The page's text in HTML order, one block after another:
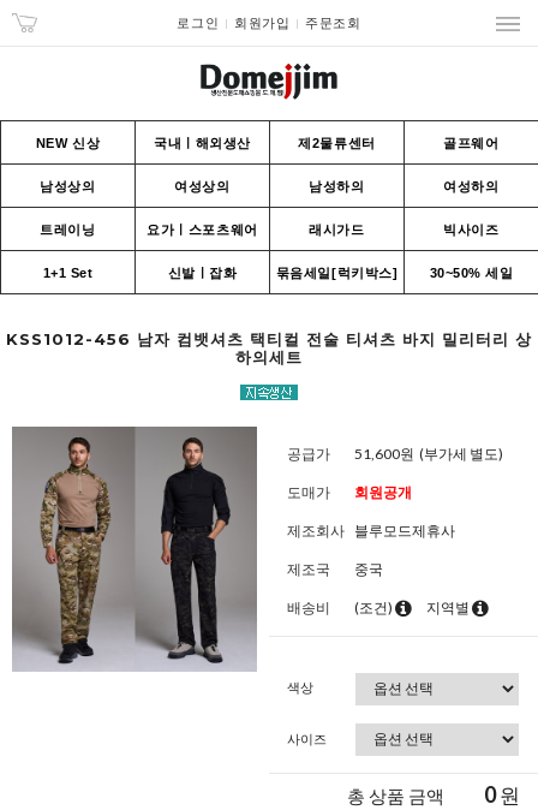
로그인 회원가입 주문조회
NEW 신상 국내ㅣ해외생산 제2물류센터 골프웨어
남성상의 여성상의 남성하의 여성하의
트레이닝 요가ㅣ스포츠웨어 래시가드 빅사이즈
1+1 Set 신발ㅣ잡화 묶음세일[럭키박스] 30~50% 세일
KSS1012-456 남자 컴뱃셔츠 택티컬 전술 티셔츠 바지 밀리터리 상
하의세트
공급가 51,600원 (부가세 별도)
도매가 회원공개
제조회사 블루모드제휴사
제조국 중국
배송비 (조건) 지역별
색상
사이즈
총 상품 금액 0원